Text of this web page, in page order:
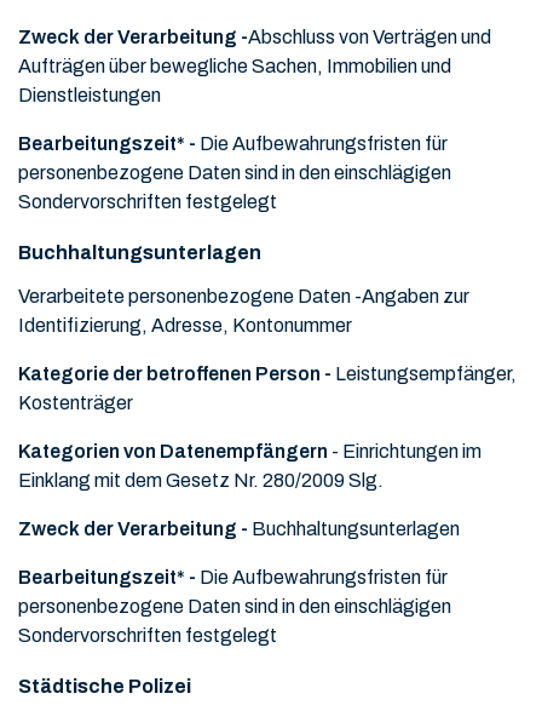
Zweck der Verarbeitung -Abschluss von Verträgen und
Aufträgen über bewegliche Sachen, Immobilien und
Dienstleistungen
Bearbeitungszeit* - Die Aufbewahrungsfristen für
personenbezogene Daten sind in den einschlägigen
Sondervorschriften festgelegt
Buchhaltungsunterlagen
Verarbeitete personenbezogene Daten -Angaben zur
Identifizierung, Adresse, Kontonummer
Kategorie der betroffenen Person - Leistungsempfänger,
Kostenträger
Kategorien von Datenempfängern - Einrichtungen im
Einklang mit dem Gesetz Nr. 280/2009 Slg.
Zweck der Verarbeitung - Buchhaltungsunterlagen
Bearbeitungszeit* - Die Aufbewahrungsfristen für
personenbezogene Daten sind in den einschlägigen
Sondervorschriften festgelegt
Städtische Polizei